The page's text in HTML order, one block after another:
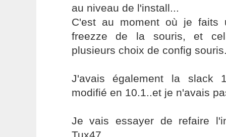
au niveau de l'install...
C'est au moment où je faits
freezze de la souris, et
plusieurs choix de config
J'avais également la slack
modifié en 10.1..et je n'avais
Je vais essayer de refaire